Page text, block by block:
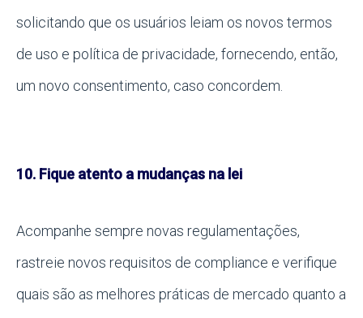
solicitando que os usuários leiam os novos termos
de uso e política de privacidade, fornecendo, então,
um novo consentimento, caso concordem.
10. Fique atento a mudanças na lei
Acompanhe sempre novas regulamentações,
rastreie novos requisitos de compliance e verifique
quais são as melhores práticas de mercado quanto a